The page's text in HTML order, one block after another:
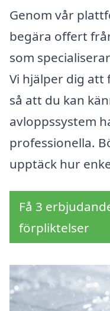
Genom vår
begära offert
som
Vi hjälper dig
så att du kan
avloppssystem
professionella.
upptäck hur
Få 3
förpliktelser